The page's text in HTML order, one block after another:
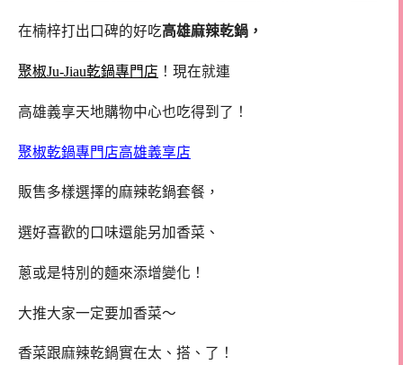
在楠梓打出口碑的好吃高雄麻辣乾鍋，
聚椒Ju-Jiau乾鍋專門店 ！現在就連
高雄義享天地購物中心也吃得到了！
聚椒乾鍋專門店高雄義享店
販售多樣選擇的麻辣乾鍋套餐，
選好喜歡的口味還能另加香菜、
蔥或是特別的麵來添增變化！
大推大家一定要加香菜～
香菜跟麻辣乾鍋實在太、搭、了！